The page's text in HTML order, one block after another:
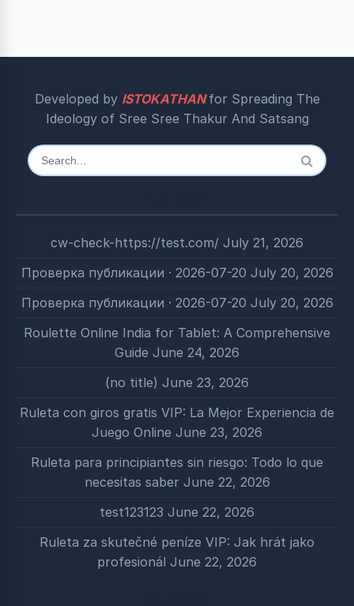
Developed by ISTOKATHAN for Spreading The
Ideology of Sree Sree Thakur And Satsang
Search
cw-check-https://test.com/ July 21, 2026
Проверка публикации · 2026-07-20 July 20, 2026
Проверка публикации · 2026-07-20 July 20, 2026
Roulette Online India for Tablet: A Comprehensive
Guide June 24, 2026
(no title) June 23, 2026
Ruleta con giros gratis VIP: La Mejor Experiencia de
Juego Online June 23, 2026
Ruleta para principiantes sin riesgo: Todo lo que
necesitas saber June 22, 2026
test123123 June 22, 2026
Ruleta za skutečné peníze VIP: Jak hrát jako
profesionál June 22, 2026